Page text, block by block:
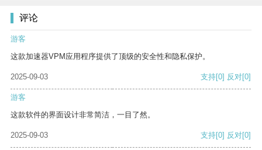
评论
游客
这款加速器VPM应用程序提供了顶级的安全性和隐私保护。
2025-09-03 支持[0] 反对[0]
游客
这款软件的界面设计非常简洁，一目了然。
2025-09-03 支持[0] 反对[0]